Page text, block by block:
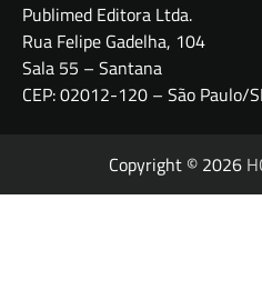
Publimed Editora Ltda.
Rua Felipe Gadelha, 104
Sala 55 – Santana
CEP: 02012-120 – São Paulo/
Copyright © 2026